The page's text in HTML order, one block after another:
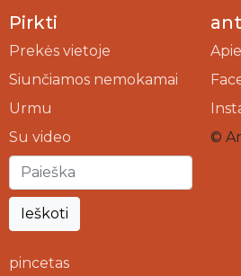
Pirkti
Prekės vietoje
Siunčiamos nemokamai
Urmu
Su video
Ieškoti
pincetas
©